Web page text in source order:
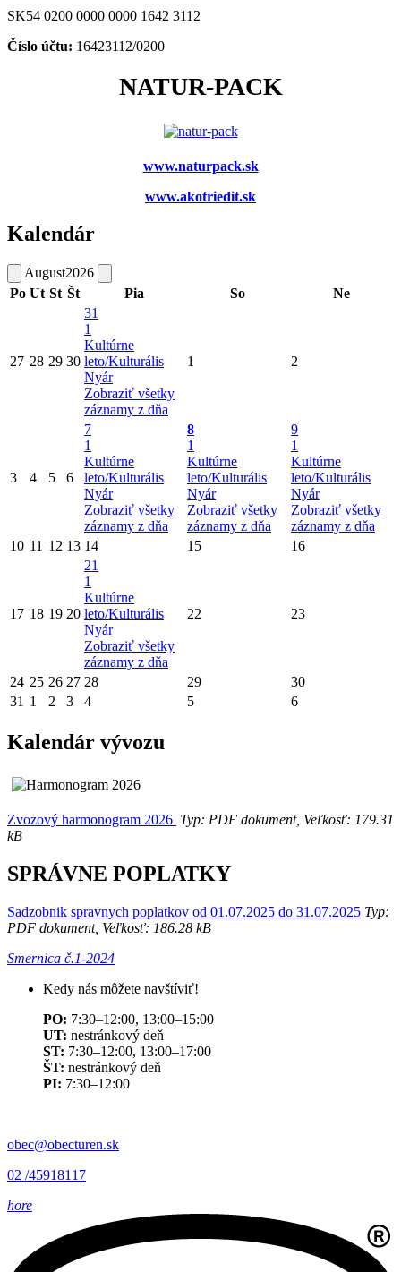
SK54 0200 0000 0000 1642 3112
Číslo účtu: 16423112/0200
NATUR-PACK
www.naturpack.sk
www.akotriedit.sk
Kalendár
August2026
Po Ut St Št Pia So Ne
27 28 29 30
31
1
Kultúrne
leto/Kulturális
Nyár
Zobraziť všetky
záznamy z dňa
1 2
3 4 5 6
7
1
Kultúrne
leto/Kulturális
Nyár
Zobraziť všetky
záznamy z dňa
8
1
Kultúrne
leto/Kulturális
Nyár
Zobraziť všetky
záznamy z dňa
9
1
Kultúrne
leto/Kulturális
Nyár
Zobraziť všetky
záznamy z dňa
10 11 12 13 14 15 16
17 18 19 20
21
1
Kultúrne
leto/Kulturális
Nyár
Zobraziť všetky
záznamy z dňa
22 23
24 25 26 27 28 29
30
31 1 2 3 4 5 6
Kalendár vývozu
Zvozový harmonogram 2026 Typ: PDF dokument, Veľkosť: 179.31
kB
SPRÁVNE POPLATKY
Sadzobnik spravnych poplatkov od 01.07.2025 do 31.07.2025 Typ:
PDF dokument, Veľkosť: 186.28 kB
Smernica č.1-2024
Kedy nás môžete navštíviť!
PO: 7:30–12:00, 13:00–15:00
UT: nestránkový deň
ST: 7:30–12:00, 13:00–17:00
ŠT: nestránkový deň
PI: 7:30–12:00
obec@obecturen.sk
02 /45918117
hore